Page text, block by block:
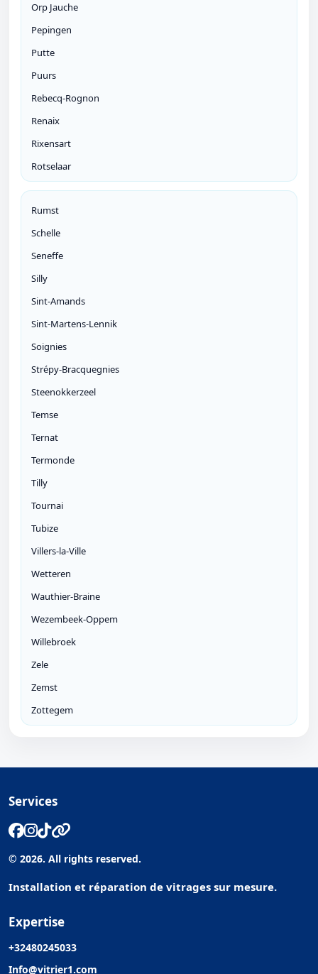
Orp Jauche
Pepingen
Putte
Puurs
Rebecq-Rognon
Renaix
Rixensart
Rotselaar
Rumst
Schelle
Seneffe
Silly
Sint-Amands
Sint-Martens-Lennik
Soignies
Strépy-Bracquegnies
Steenokkerzeel
Temse
Ternat
Termonde
Tilly
Tournai
Tubize
Villers-la-Ville
Wetteren
Wauthier-Braine
Wezembeek-Oppem
Willebroek
Zele
Zemst
Zottegem
Services
© 2026. All rights reserved.
Installation et réparation de vitrages sur mesure.
Expertise
+32480245033
Info@vitrier1.com